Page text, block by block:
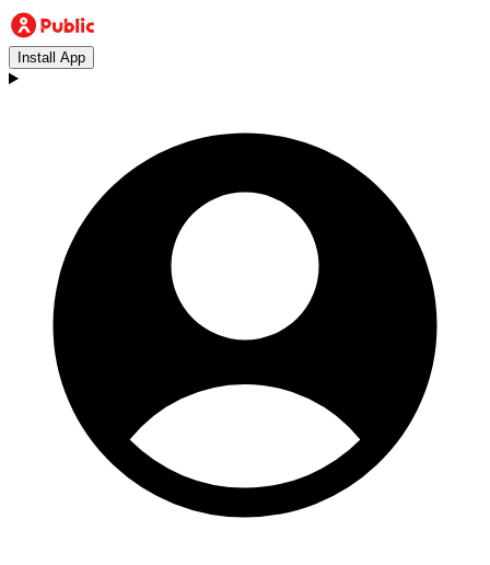
Install App